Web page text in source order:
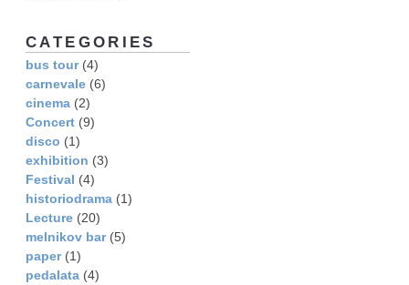
CATEGORIES
bus tour(4)
carnevale (6)
cinema (2)
Concert (9)
disco (1)
exhibition (3)
Festival (4)
historiodrama (1)
Lecture (20)
melnikov bar(5)
paper(1)
pedalata (4)